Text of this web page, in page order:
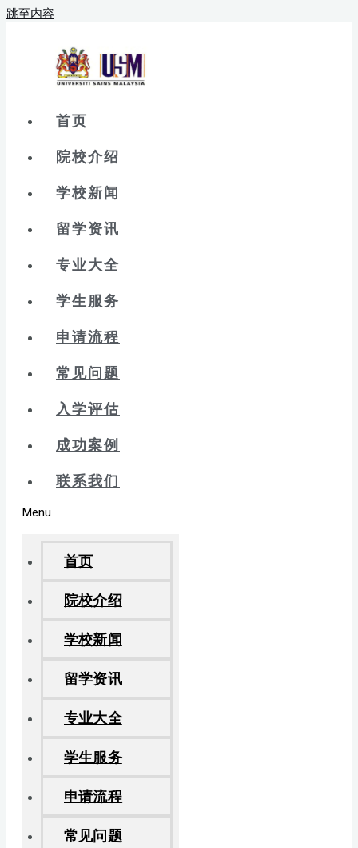
跳至内容
首页
院校介绍
学校新闻
留学资讯
专业大全
学生服务
申请流程
常见问题
入学评估
成功案例
联系我们
Menu
首页
院校介绍
学校新闻
留学资讯
专业大全
学生服务
申请流程
常见问题